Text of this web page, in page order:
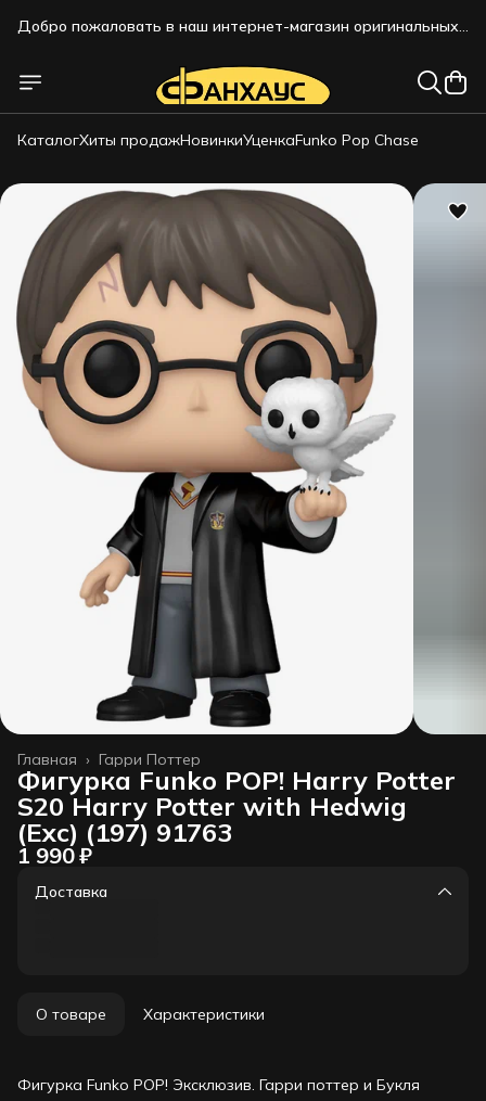
Добро пожаловать в наш интернет-магазин оригинальных
Добро пожаловать в наш интернет-магазин оригинальных
коллекционных фигурок!!!
КаталогХиты продажНовинкиУценкаFunko Pop Chase
Гарри Поттер
Главная ›
Фигурка Funko POP! Harry Potter
S20 Harry Potter with Hedwig
(Exc) (197) 91763
1 990 ₽
Доставка
О товаре Характеристики
Фигурка Funko POP! Эксклюзив. Гарри поттер и Букля